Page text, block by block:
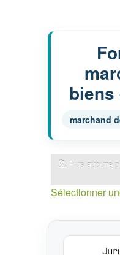
biens
marchand
Plus aucune
Sélectionner